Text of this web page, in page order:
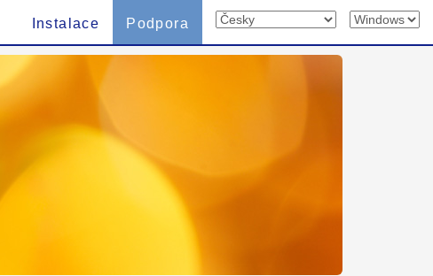
Instalace Podpora